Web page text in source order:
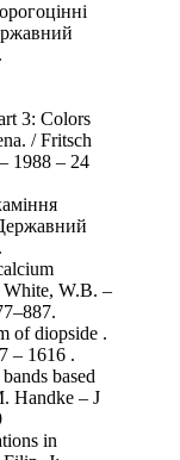
3: Colors
/ Fritsch
1988 – 24
White, W.B. –
of diopside .
– 1616 .
based
Handke – J
in